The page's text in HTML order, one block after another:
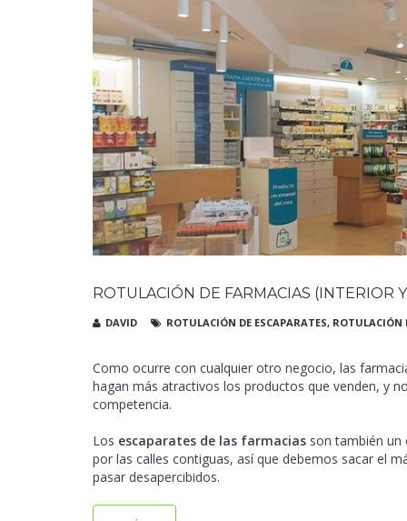
ROTULACIÓN DE FARMACIAS (INTERIOR
DAVID ROTULACIÓN DE ESCAPARATES, ROTULACIÓN
Como ocurre con cualquier otro negocio, las
hagan más atractivos los productos que venden, y
competencia.
Los escaparates de las farmacias son también
por las calles contiguas, así que debemos sacar el
pasar desapercibidos.